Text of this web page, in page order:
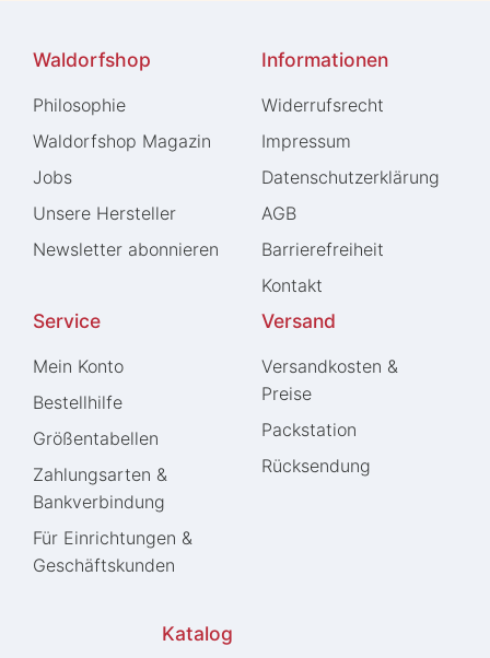
Waldorfshop
Philosophie
Waldorfshop Magazin
Jobs
Unsere Hersteller
Newsletter abonnieren
Informationen
Widerrufs­recht
Impressum
Daten­schutz­erklärung
AGB
Barrierefreiheit
Kontakt
Service
Mein Konto
Bestellhilfe
Größentabellen
Zahlungsarten &
Bankverbindung
Für Einrichtungen &
Geschäftskunden
Versand
Versandkosten &
Preise
Packstation
Rücksendung
Katalog